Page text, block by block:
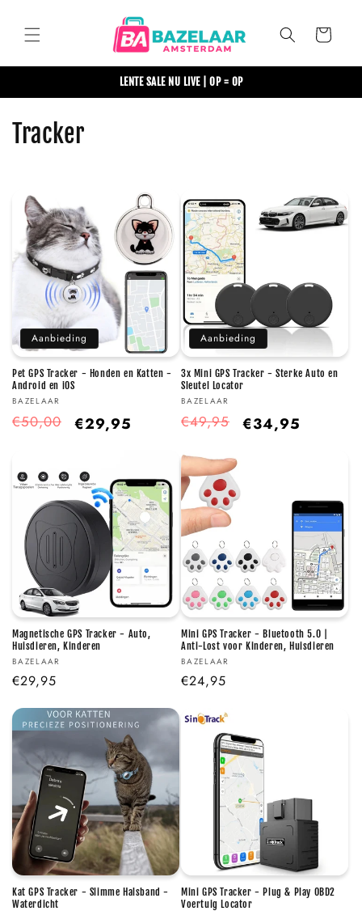
content
Winkelwagen
LENTE SALE NU LIVE | OP = OP
C
e
i
e
:
Tracker
Aanbieding
Pet GPS Tracker - Honden en Katten -
Android en iOS
Verkoper:
BAZELAAR
Normale
€50,00 Aanbiedingsprijs
€29,95
Aanbieding
3x Mini GPS Tracker - Sterke Auto en
Sleutel Locator
Verkoper:
BAZELAAR
Normale
€49,95 Aanbiedingsprijs
€34,95
Magnetische GPS Tracker - Auto,
Huisdieren, Kinderen
Verkoper:
BAZELAAR
Normale
€29,95
Mini GPS Tracker - Bluetooth 5.0 |
Anti-Lost voor Kinderen, Huisdieren
Verkoper:
BAZELAAR
Normale
€24,95
Kat GPS Tracker - Slimme Halsband -
Waterdicht
Mini GPS Tracker - Plug & Play OBD2
Voertuig Locator